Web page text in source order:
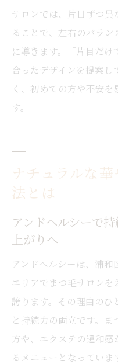
サロンでは、片目ずつ
ることで、左右のバラ
に導きます。「片目だ
合ったデザインを提案
く、初めての方や不安
す。
ナチュラルな
法とは
アンドヘルシーで
上がりへ
アンドヘルシーは、浦
エリアでまつ毛サロン
誇ります。その理由のひ
と持続力の両立です。
方や、エクステの違和
るメニューとなっていま